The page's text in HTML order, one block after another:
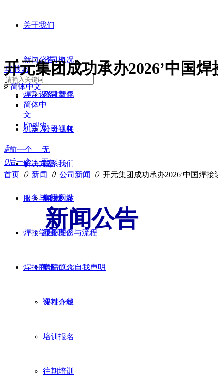
关于我们
公司概况
企业文化
公司视频
联系我们
集团网站
新闻公告
公司新闻
社会责任
焊割设备
机器人
解决方案
解决方案
应用案例
服务与下载
服务理念与流程
产品CCC自我声明
资料下载
焊接学院
学院简介
课程介绍
培训报名
往期培训
焊接商城
끠 搜索
ꀅ 简体中文
简体中
文
English
开元集团成功承办2026’中国
ꄴ前一个：
无
ꄲ后一个： 无
首页 ꄲ 新闻 ꄲ 公司新闻 ꄲ 开元集团成功承办2026’中国焊
新闻公告